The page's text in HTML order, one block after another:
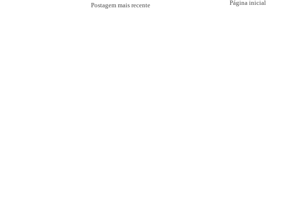
Postagem mais recente Página inicial